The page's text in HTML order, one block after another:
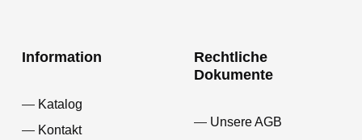
Information
Katalog
Kontakt
Rechtliche
Dokumente
Unsere AGB